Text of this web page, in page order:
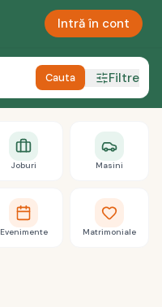
Intră în cont
Cauta Filtre
Joburi Masini
Evenimente Matrimoniale